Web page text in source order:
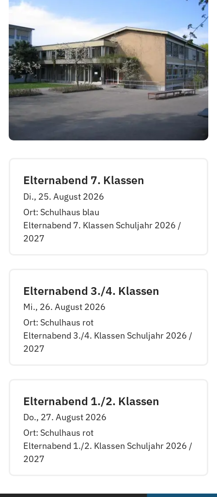
Elternabend 7. Klassen
Di., 25. August 2026
Ort: Schulhaus blau
Elternabend 7. Klassen Schuljahr 2026 /
2027
Elternabend 3./4. Klassen
Mi., 26. August 2026
Ort: Schulhaus rot
Elternabend 3./4. Klassen Schuljahr 2026 /
2027
Elternabend 1./2. Klassen
Do., 27. August 2026
Ort: Schulhaus rot
Elternabend 1./2. Klassen Schuljahr 2026 /
2027